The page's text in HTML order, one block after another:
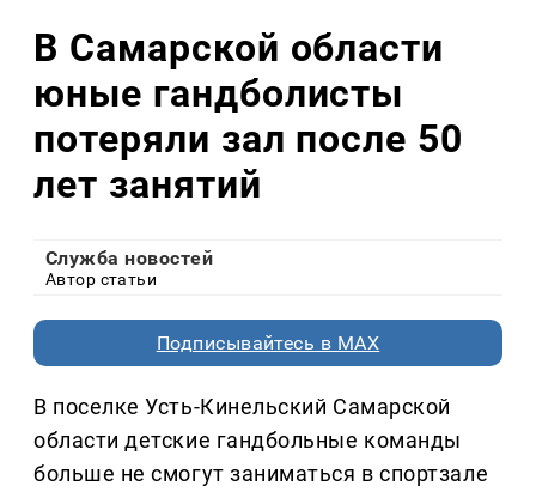
В Самарской области
юные гандболисты
потеряли зал после 50
лет занятий
Служба новостей
Автор статьи
Подписывайтесь в MAX
В поселке Усть-Кинельский Самарской
области детские гандбольные команды
больше не смогут заниматься в спортзале